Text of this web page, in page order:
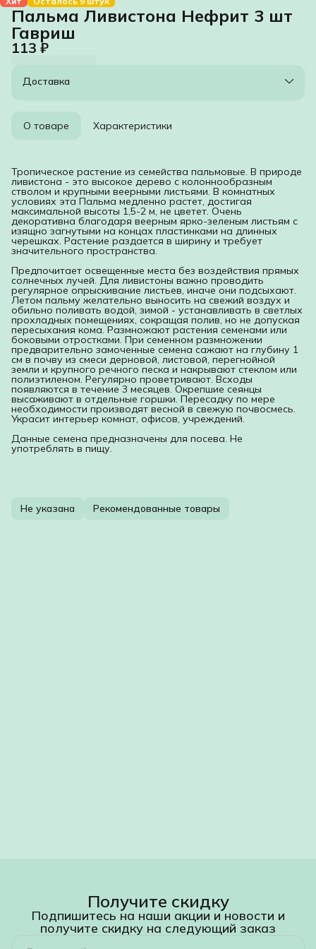
Пальма Ливистона Нефрит 3 шт
Гавриш
113 ₽
Доставка
О товаре Характеристики
Тропическое растение из семейства пальмовые. В природе
ливистона - это высокое дерево с колоннообразным
стволом и крупными веерными листьями. В комнатных
условиях эта Пальма медленно растет, достигая
максимальной высоты 1,5-2 м, не цветет. Очень
декоративна благодаря веерным ярко-зеленым листьям с
изящно загнутыми на концах пластинками на длинных
черешках. Растение раздается в ширину и требует
значительного пространства.
Предпочитает освещенные места без воздействия прямых
солнечных лучей. Для ливистоны важно проводить
регулярное опрыскивание листьев, иначе они подсыхают.
Летом пальму желательно выносить на свежий воздух и
обильно поливать водой, зимой - устанавливать в светлых
прохладных помещениях, сокращая полив, но не допуская
пересыхания кома. Размножают растения семенами или
боковыми отростками. При семенном размножении
предварительно замоченные семена сажают на глубину 1
см в почву из смеси дерновой, листовой, перегнойной
земли и крупного речного песка и накрывают стеклом или
полиэтиленом. Регулярно проветривают. Всходы
появляются в течение 3 месяцев. Окрепшие сеянцы
высаживают в отдельные горшки. Пересадку по мере
необходимости производят весной в свежую почвосмесь.
Украсит интерьер комнат, офисов, учреждений.
Данные семена предназначены для посева. Не
употреблять в пищу.
Не указана Рекомендованные товары
Получите скидку
Подпишитесь на наши акции и новости и
получите скидку на следующий заказ